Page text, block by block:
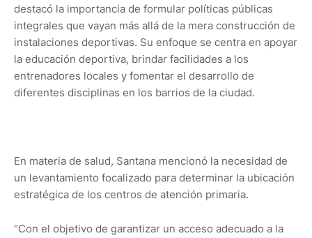
destacó la importancia de formular políticas públicas
integrales que vayan más allá de la mera construcción de
instalaciones deportivas. Su enfoque se centra en apoyar
la educación deportiva, brindar facilidades a los
entrenadores locales y fomentar el desarrollo de
diferentes disciplinas en los barrios de la ciudad.
En materia de salud, Santana mencionó la necesidad de
un levantamiento focalizado para determinar la ubicación
estratégica de los centros de atención primaria.
"Con el objetivo de garantizar un acceso adecuado a la